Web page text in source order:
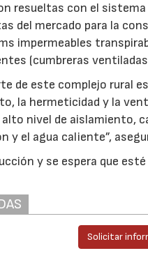
resueltas con el
del mercado para la
impermeables
(cumbreras
de este complejo rural
la hermeticidad y la
nivel de aislamiento,
el agua caliente”,
y se espera que
Solicitar